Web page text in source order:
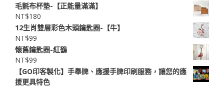
毛氈布杯墊-【正能量滿滿】
NT$180
12生肖雙層彩色木頭鑰匙圈-【牛】
NT$99
懷舊鑰匙圈-紅鶴
NT$99
【GO印客製化】手舉牌、應援手牌印刷服務，讓您的應
援更具特色